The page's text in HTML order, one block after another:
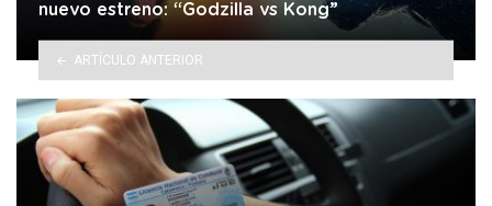
nuevo estreno: “Godzilla vs Kong”
ARTÍCULO ANTERIOR